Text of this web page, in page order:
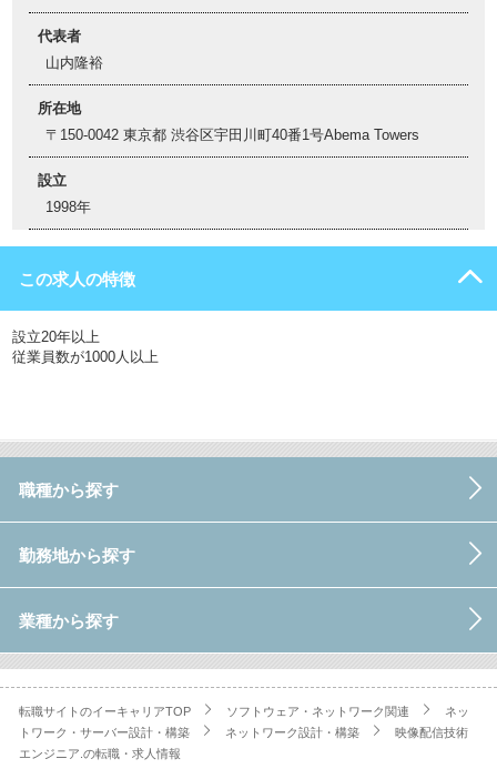
代表者
山内隆裕
所在地
〒150-0042 東京都 渋谷区宇田川町40番1号Abema Towers
設立
1998年
この求人の特徴
設立20年以上
従業員数が1000人以上
職種から探す
勤務地から探す
業種から探す
転職サイトのイーキャリアTOP ソフトウェア・ネットワーク関連
ネッ
トワーク・サーバー設計・構築
ネットワーク設計・構築
映像配信技術
エンジニア.の転職・求人情報